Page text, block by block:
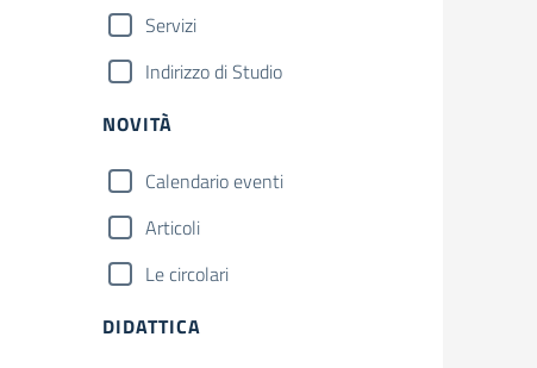
Servizi
Indirizzo di Studio
NOVITÀ
Calendario eventi
Articoli
Le circolari
DIDATTICA